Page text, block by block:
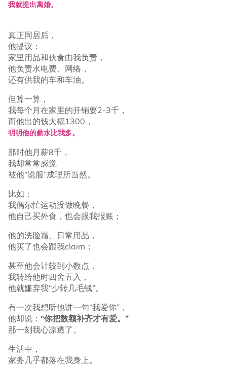
我就提出离婚。
真正同居后，
他提议：
家里用品和伙食由我负责，
他负责水电费、网络，
还有供我的车和车油。
但算一算，
我每个月在家里的开销要2-3千，
而他出的钱大概1300，
明明他的薪水比我多。
那时他月薪8千，
我却常常感觉
被他“说服”成理所当然。
比如：
我偶尔忙运动没做晚餐，
他自己买外食，也会跟我报账；
他的洗脸霜、日常用品，
他买了也会跟我claim；
甚至他会计较到小数点，
我转给他时四舍五入，
他就嫌弃我“少转几毛钱”。
有一次我想听他讲一句“我爱你”，
他却说： “你把数额补齐才有爱。”
那一刻我心凉透了。
生活中，
家务几乎都落在我身上。